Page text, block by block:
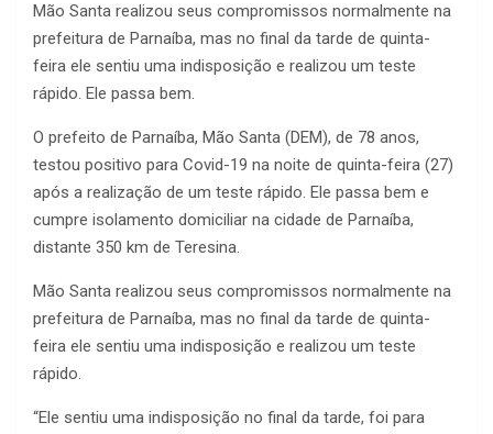
Mão Santa realizou seus compromissos normalmente na
prefeitura de Parnaíba, mas no final da tarde de quinta-
feira ele sentiu uma indisposição e realizou um teste
rápido. Ele passa bem.
O prefeito de Parnaíba, Mão Santa (DEM), de 78 anos,
testou positivo para Covid-19 na noite de quinta-feira (27)
após a realização de um teste rápido. Ele passa bem e
cumpre isolamento domiciliar na cidade de Parnaíba,
distante 350 km de Teresina.
Mão Santa realizou seus compromissos normalmente na
prefeitura de Parnaíba, mas no final da tarde de quinta-
feira ele sentiu uma indisposição e realizou um teste
rápido.
“Ele sentiu uma indisposição no final da tarde, foi para